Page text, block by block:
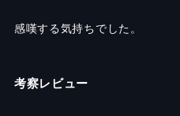
感嘆する気持ちでした。
考察レビュー